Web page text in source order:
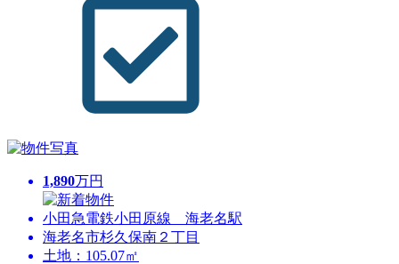
1,890万円
小田急電鉄小田原線 海老名駅
海老名市杉久保南２丁目
土地：105.07㎡